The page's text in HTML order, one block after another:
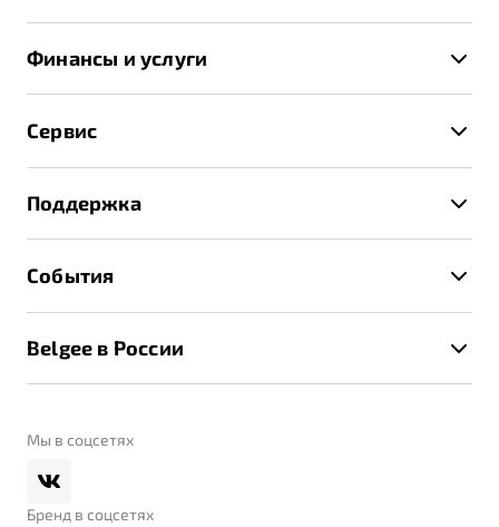
X70
Записаться на тест-драйв
Получить предложение
Финансы и услуги
Страхование
Расчет КАСКО
Сервис
Техническое обслуживание
Калькулятор ТО
Поддержка
Помощь на дорогах
Belgee Линк
Реферальная программа
События
Belgee в России
О дилерском центре
Правовая информация
Мы в соцсетях
Бренд в соцсетях